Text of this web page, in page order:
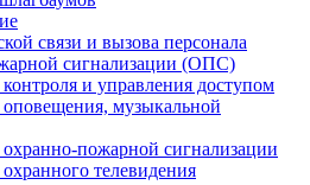
связи и вызова персонала
сигнализации (ОПС)
и управления доступом
музыкальной
пожарной сигнализации
телевидения